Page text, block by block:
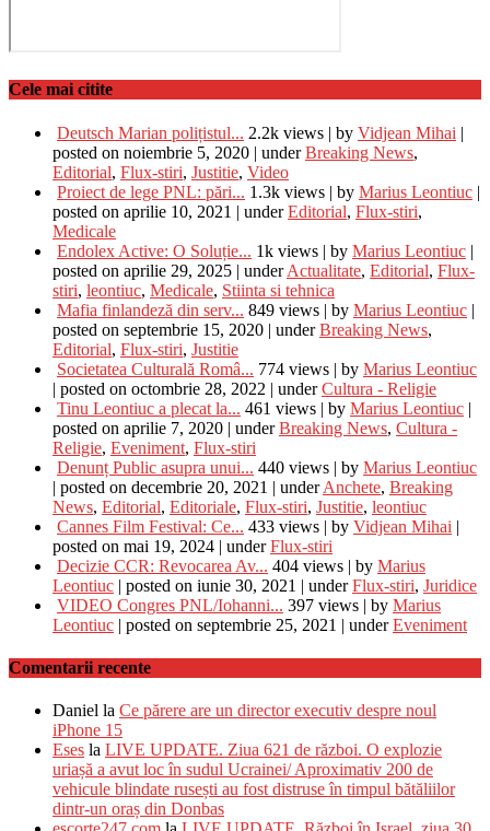
Cele mai citite
Deutsch Marian polițistul... 2.2k views | by Vidjean Mihai |
posted on noiembrie 5, 2020 | underBreaking News,
Editorial, Flux-stiri, Justitie, Video
Proiect de lege PNL: pări... 1.3k views | by Marius Leontiuc |
posted on aprilie 10, 2021 | underEditorial, Flux-stiri,
Medicale
Endolex Active: O Soluție... 1k views | by Marius Leontiuc |
posted on aprilie 29, 2025 | underActualitate, Editorial, Flux-
stiri, leontiuc, Medicale, Stiinta si tehnica
Mafia finlandeză din serv... 849 views | by Marius Leontiuc |
posted on septembrie 15, 2020 | underBreaking News,
Editorial, Flux-stiri, Justitie
Societatea Culturală Româ... 774 views | by Marius Leontiuc
| posted on octombrie 28, 2022 | underCultura - Religie
Tinu Leontiuc a plecat la... 461 views | by Marius Leontiuc |
posted on aprilie 7, 2020 | underBreaking News, Cultura -
Religie, Eveniment, Flux-stiri
Denunț Public asupra unui... 440 views | by Marius Leontiuc
| posted on decembrie 20, 2021 | underAnchete, Breaking
News, Editorial, Editoriale, Flux-stiri, Justitie, leontiuc
Cannes Film Festival: Ce... 433 views | by Vidjean Mihai |
posted on mai 19, 2024 | underFlux-stiri
Decizie CCR: Revocarea Av... 404 views | by Marius
Leontiuc | posted on iunie 30, 2021 | underFlux-stiri, Juridice
VIDEO Congres PNL/Iohanni... 397 views | by Marius
Leontiuc | posted on septembrie 25, 2021 | underEveniment
Comentarii recente
Daniel la Ce părere are un director executiv despre noul
iPhone 15
Eses la LIVE UPDATE. Ziua 621 de război. O explozie
uriașă a avut loc în sudul Ucrainei/ Aproximativ 200 de
vehicule blindate rusești au fost distruse în timpul bătăliilor
dintr-un oraș din Donbas